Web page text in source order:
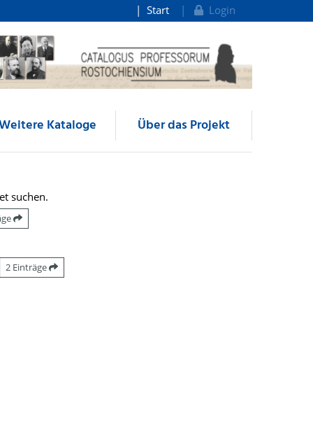
Start Login
Kataloge Über das Projekt
suchen.
2 Einträge